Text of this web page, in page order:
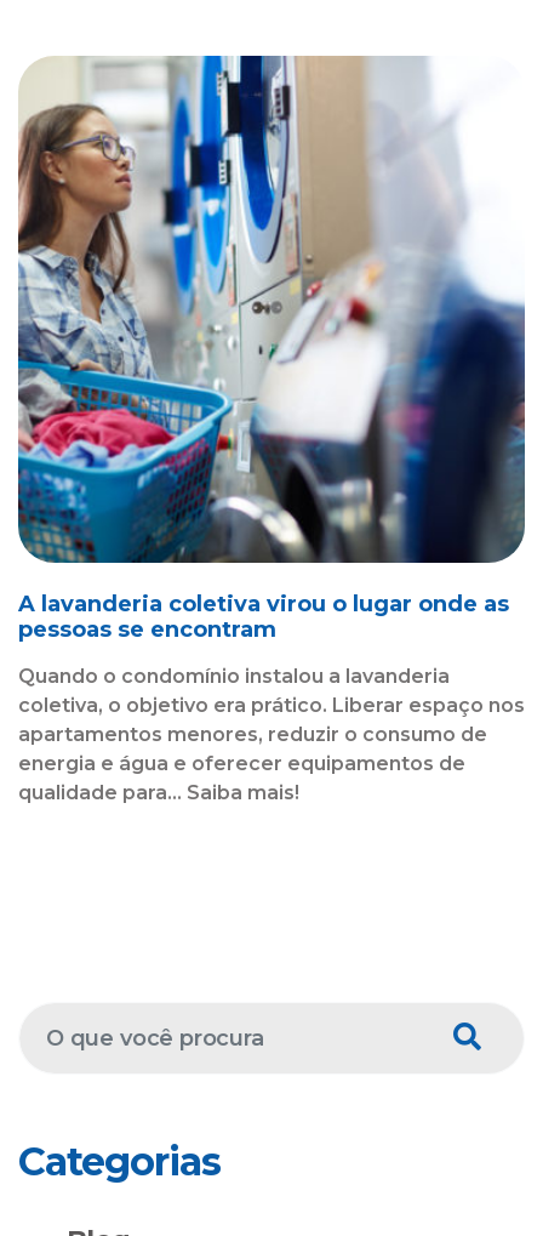
A lavanderia coletiva virou o lugar onde as
pessoas se encontram
Quando o condomínio instalou a lavanderia
coletiva, o objetivo era prático. Liberar espaço nos
apartamentos menores, reduzir o consumo de
energia e água e oferecer equipamentos de
qualidade para... Saiba mais!
Categorias